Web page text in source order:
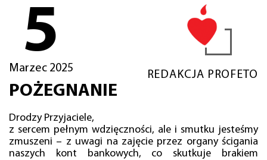
5
Marzec 2025
REDAKCJA PROFETO
POŻEGNANIE
Drodzy Przyjaciele,
z sercem pełnym wdzięczności, ale i smutku jesteśmy
zmuszeni – z uwagi na zajęcie przez organy ścigania
naszych kont bankowych, co skutkuje brakiem